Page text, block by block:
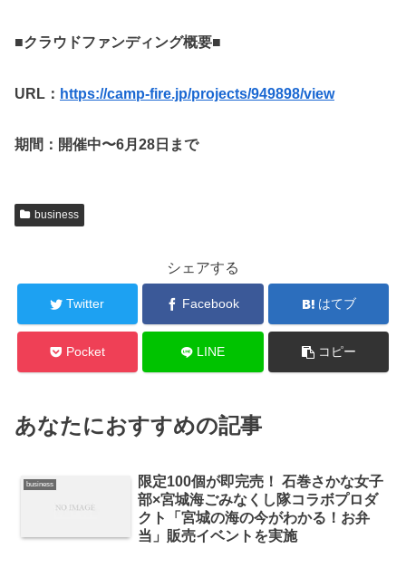
■クラウドファンディング概要■
URL： https://camp-fire.jp/projects/949898/view
期間：開催中〜6月28日まで
business
シェアする
Twitter Facebook はてブ
Pocket LINE コピー
あなたにおすすめの記事
business
限定100個が即完売！ 石巻さかな女子
部×宮城海ごみなくし隊コラボプロダ
クト「宮城の海の今がわかる！お弁
当」販売イベントを実施